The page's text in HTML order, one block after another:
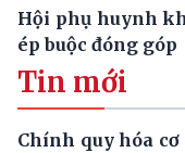
Hội phụ huynh
ép buộc đóng góp
Tin mới
Chính quy hóa